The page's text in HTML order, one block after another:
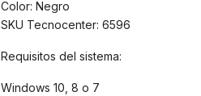
Color: Negro
SKU Tecnocenter: 6596
Requisitos del sistema:
Windows 10, 8 o 7